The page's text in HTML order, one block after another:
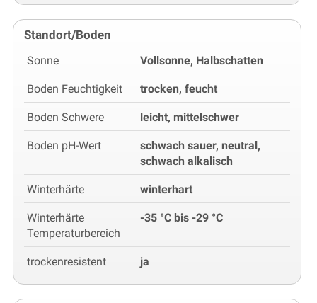
Standort/Boden
Sonne Vollsonne, Halbschatten
Boden Feuchtigkeit trocken, feucht
Boden Schwere leicht, mittelschwer
Boden pH-Wert
schwach sauer, neutral,
schwach alkalisch
Winterhärte winterhart
Winterhärte
Temperaturbereich
-35 °C bis -29 °C
trockenresistent ja